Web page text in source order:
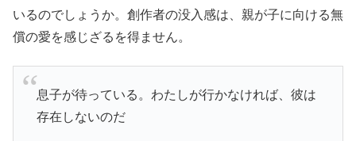
いるのでしょうか。創作者の没入感は、親が子に向ける無
償の愛を感じざるを得ません。
息子が待っている。わたしが行かなければ、彼は
存在しないのだ